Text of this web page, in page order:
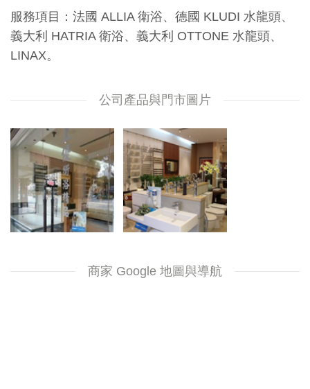
服務項目：法國 ALLIA 衛浴、德國 KLUDI 水龍頭、
義大利 HATRIA 衛浴、義大利 OTTONE 水龍頭、
LINAX。
公司產品與門市圖片
商家 Google 地圖與導航